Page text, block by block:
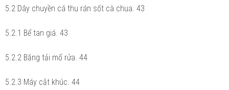
5.2 Dây chuyền cá thu rán sốt cà chua. 43
5.2.1 Bể tan giá. 43
5.2.2 Băng tải mổ rửa. 44
5.2.3 Máy cắt khúc. 44